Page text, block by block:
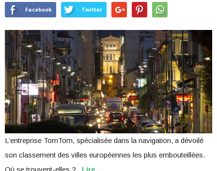
Facebook Twitter
L’entreprise TomTom, spécialisée dans la navigation, a dévoilé
son classement des villes européennes les plus embouteillées.
Où se trouvent-elles ? Lire…